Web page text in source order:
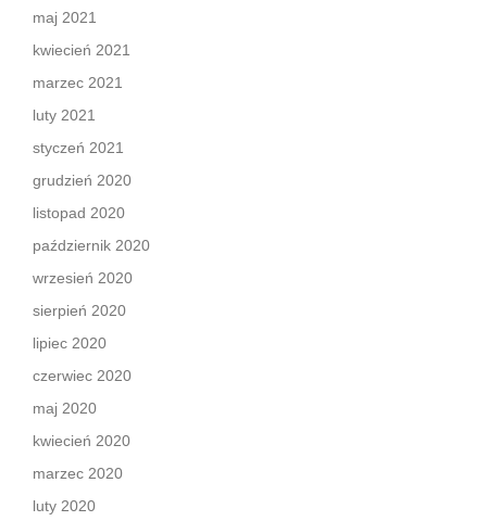
maj 2021
kwiecień 2021
marzec 2021
luty 2021
styczeń 2021
grudzień 2020
listopad 2020
październik 2020
wrzesień 2020
sierpień 2020
lipiec 2020
czerwiec 2020
maj 2020
kwiecień 2020
marzec 2020
luty 2020